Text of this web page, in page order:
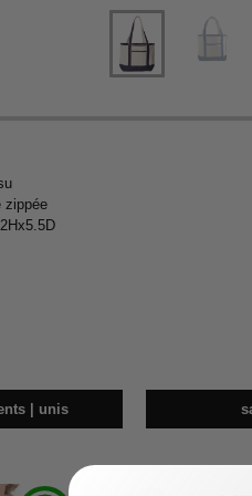
zippée
| unis